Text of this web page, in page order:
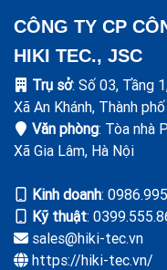
CÔNG TY CP
HIKI TEC., JSC
Trụ sở: Số 03, Tầng
Xã An Khánh, Thành
Văn phòng: Tòa nhà
Xã Gia Lâm, Hà Nội
Kinh doanh:
Kỹ thuật:
sales@hiki-tec.vn
https://hiki-tec.vn/